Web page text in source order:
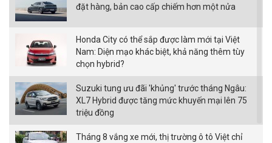
đặt hàng, bản cao cấp chiếm hơn một nửa
Honda City có thể sắp được làm mới tại Việt
Nam: Diện mạo khác biệt, khả năng thêm tùy
chọn hybrid?
Suzuki tung ưu đãi 'khủng' trước tháng Ngâu:
XL7 Hybrid được tăng mức khuyến mại lên 75
triệu đồng
Tháng 8 vắng xe mới, thị trường ô tô Việt chỉ